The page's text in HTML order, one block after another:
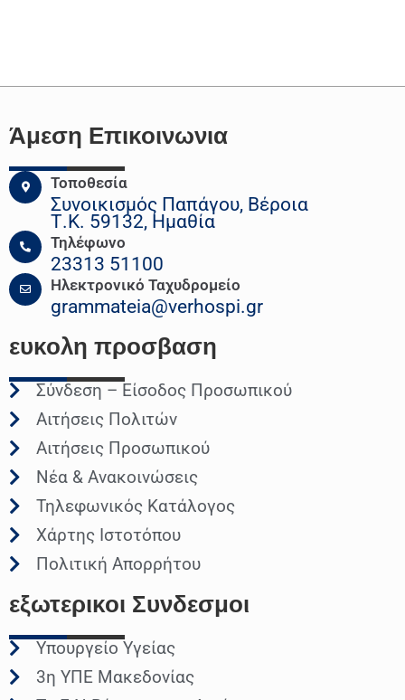
Άμεση Επικοινωνια
Τοποθεσία
Συνοικισμός Παπάγου, Βέροια
Τ.Κ. 59132, Ημαθία
Τηλέφωνο
23313 51100
Ηλεκτρονικό Ταχυδρομείο
grammateia@verhospi.gr
ευκολη προσβαση
Σύνδεση – Είσοδος Προσωπικού
Αιτήσεις Πολιτών
Αιτήσεις Προσωπικού
Νέα & Ανακοινώσεις
Τηλεφωνικός Κατάλογος
Χάρτης Ιστοτόπου
Πολιτική Απορρήτου
εξωτερικοι Συνδεσμοι
Υπουργείο Υγείας
3η ΥΠΕ Μακεδονίας